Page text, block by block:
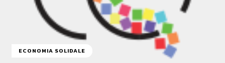
ECONOMIA SOLIDALE